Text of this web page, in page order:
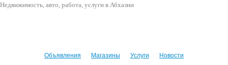
Недвижимость , авто, работа, услуги в Абхазии
Объявления Магазины Услуги Новости